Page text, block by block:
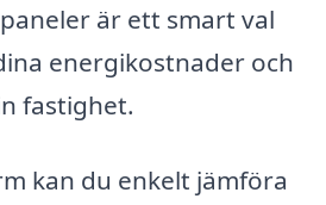
är ett smart val
energikostnader och
fastighet.
kan du enkelt jämföra